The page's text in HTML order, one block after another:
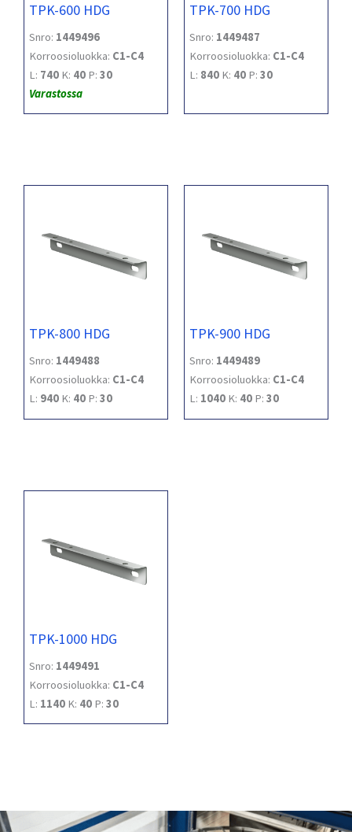
TPK-600 HDG
Snro: 1449496
Korroosioluokka: C1-C4
L: 740 K: 40 P: 30
Varastossa
TPK-700 HDG
Snro: 1449487
Korroosioluokka: C1-C4
L: 840 K: 40 P: 30
TPK-800 HDG
Snro: 1449488
Korroosioluokka: C1-C4
L: 940 K: 40 P: 30
TPK-900 HDG
Snro: 1449489
Korroosioluokka: C1-C4
L: 1040 K: 40 P: 30
TPK-1000 HDG
Snro: 1449491
Korroosioluokka: C1-C4
L: 1140 K: 40 P: 30